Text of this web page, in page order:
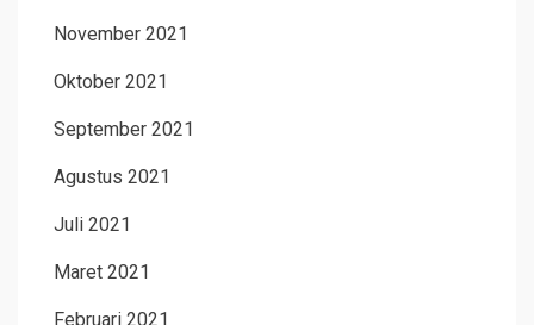
November 2021
Oktober 2021
September 2021
Agustus 2021
Juli 2021
Maret 2021
Februari 2021